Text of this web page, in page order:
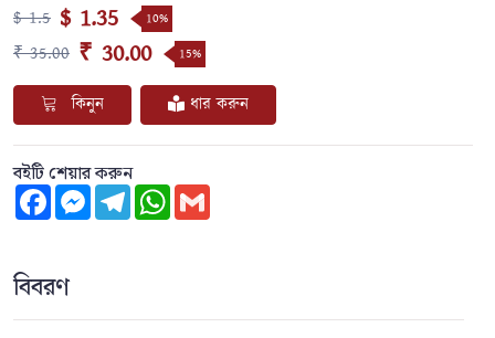
$ 1.5 $ 1.35 10%
₹ 35.00 ₹ 30.00 15%
কিনুন ধার করুন
বইটি শেয়ার করুন
FacebookMessengerTelegramWhatsApp
বিবরণ